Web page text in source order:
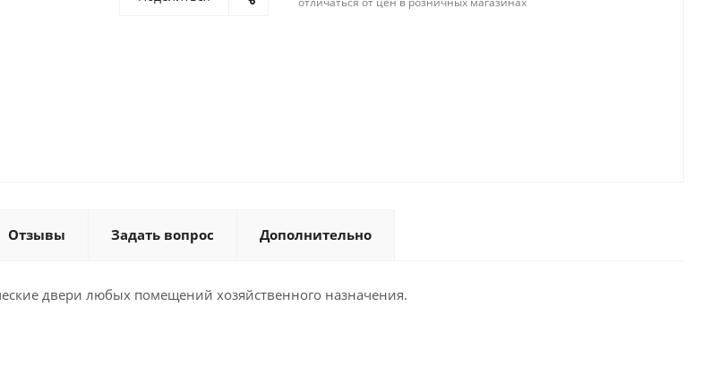
Отзывы Задать вопрос Дополнительно
двери любых помещений хозяйственного назначения.